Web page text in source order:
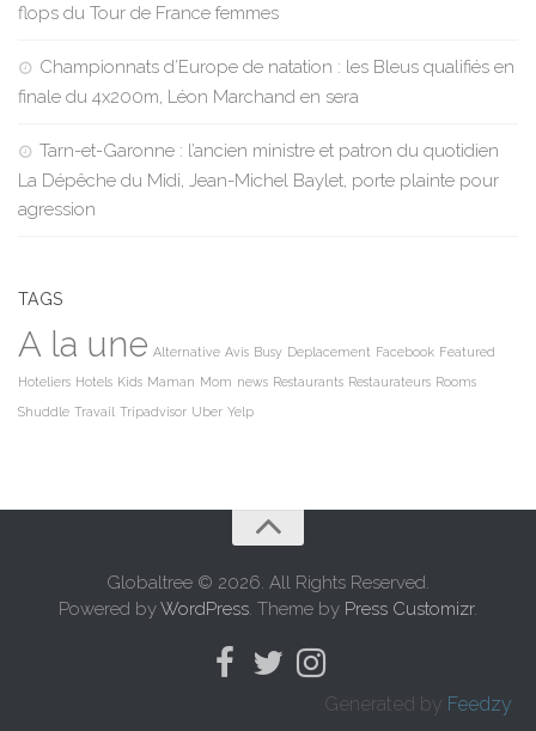
flops du Tour de France femmes
Championnats d’Europe de natation : les Bleus qualifiés en
finale du 4x200m, Léon Marchand en sera
Tarn-et-Garonne : l’ancien ministre et patron du quotidien
La Dépêche du Midi, Jean-Michel Baylet, porte plainte pour
agression
TAGS
A la une Alternative Avis Busy Deplacement Facebook Featured
Hoteliers Hotels Kids Maman Mom news Restaurants Restaurateurs Rooms
Shuddle Travail Tripadvisor Uber Yelp
Globaltree © 2026. All Rights Reserved.
Powered byWordPress. Theme by Press Customizr.
Generated by Feedzy